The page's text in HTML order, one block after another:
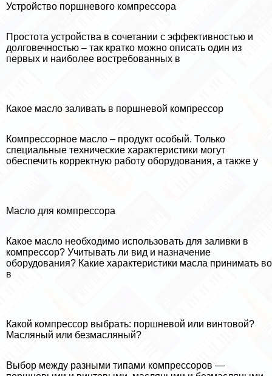
Устройство поршневого компрессора
Простота устройства в сочетании с эффективностью и
долговечностью – так кратко можно описать один из
первых и наиболее востребованных в
Какое масло заливать в поршневой компрессор
Компрессорное масло – продукт особый. Только
специальные технические хаpaктеристики могут
обеспечить корректную работу оборудования, а также у
Масло для компрессора
Какое масло необходимо использовать для заливки в
компрессор? Учитывать ли вид и назначение
оборудования? Какие хаpaктеристики масла принимать во
в
Какой компрессор выбрать: поршневой или винтовой?
Масляный или безмасляный?
Выбор между разными типами компрессоров —